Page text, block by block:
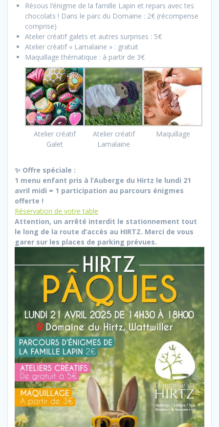
Résous l’énigme de la famille Lapin et repars avec tes
chocolats ! Dans le parc du Domaine : 2€ (récompense
comprise)
Atelier créatif galets et autres surprises : 5€
Atelier créatif « Lamalaine » : gratuit
Maquillage thématique : à partir de 3€
Atelier créatif
Galet
Atelier créatif
Lamalaine
Maquillage
✨ Offre spéciale :
1 menu enfant pris à l’Auberge du Hirtz le lundi 21
avril midi = 1 participation au parcours énigmes
offerte !
Réservation de votre table
Attention, un arrêté interdit le stationnement tout
le long de la route d’accès au HIRTZ. Merci de vous
garer sur les places de parking prévues.